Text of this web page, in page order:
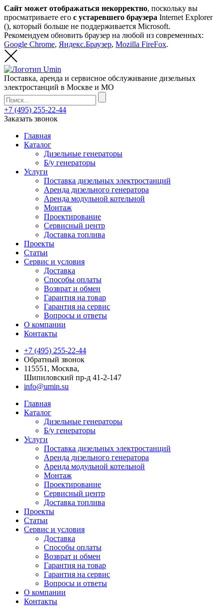
Сайт может отображаться некорректно, поскольку вы
просматриваете его с устаревшего браузера Internet Explorer
(), который больше не поддерживается Microsoft.
Рекомендуем обновить браузер на любой из современных:
Google Chrome, Яндекс.Браузер, Mozilla FireFox.
Поставка, аренда и сервисное обслуживание дизельных
электростанций в Москве и МО
+7 (495) 255-22-44
Заказать звонок
Главная
Каталог
Дизельные генераторы
Б/у генераторы
Услуги
Поставка дизельных электростанций
Аренда дизельного генератора
Аренда модульной котельной
Монтаж
Проектирование
Сервисный центр
Доставка топлива
Проекты
Статьи
Сервис и условия
Доставка
Способы оплаты
Возврат и обмен
Гарантия на товар
Гарантия на сервис
Вопросы и ответы
О компании
Контакты
+7 (495) 255-22-44
Обратный звонок
115551, Москва,
Шипиловский пр-д 41-2-147
info@umin.su
Главная
Каталог
Дизельные генераторы
Б/у генераторы
Услуги
Поставка дизельных электростанций
Аренда дизельного генератора
Аренда модульной котельной
Монтаж
Проектирование
Сервисный центр
Доставка топлива
Проекты
Статьи
Сервис и условия
Доставка
Способы оплаты
Возврат и обмен
Гарантия на товар
Гарантия на сервис
Вопросы и ответы
О компании
Контакты